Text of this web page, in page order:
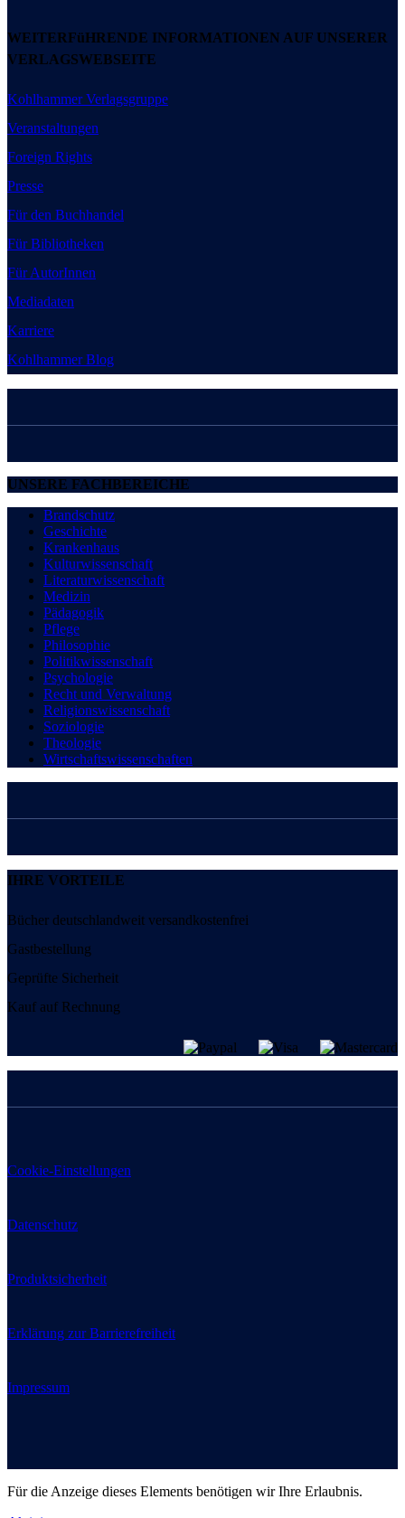
WEITERFüHRENDE INFORMATIONEN AUF UNSERER
VERLAGSWEBSEITE
Kohlhammer Verlagsgruppe
Veranstaltungen
Foreign Rights
Presse
Für den Buchhandel
Für Bibliotheken
Für AutorInnen
Mediadaten
Karriere
Kohlhammer Blog
UNSERE FACHBEREICHE
Brandschutz
Geschichte
Krankenhaus
Kulturwissenschaft
Literaturwissenschaft
Medizin
Pädagogik
Pflege
Philosophie
Politikwissenschaft
Psychologie
Recht und Verwaltung
Religionswissenschaft
Soziologie
Theologie
Wirtschaftswissenschaften
IHRE VORTEILE
Bücher deutschlandweit versandkostenfrei
Gastbestellung
Geprüfte Sicherheit
Kauf auf Rechnung
Cookie-Einstellungen
Datenschutz
Produktsicherheit
Erklärung zur Barrierefreiheit
Impressum
Für die Anzeige dieses Elements benötigen wir Ihre Erlaubnis.